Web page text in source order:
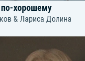
хорошему
& Лариса Долина